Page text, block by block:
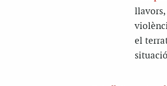
el